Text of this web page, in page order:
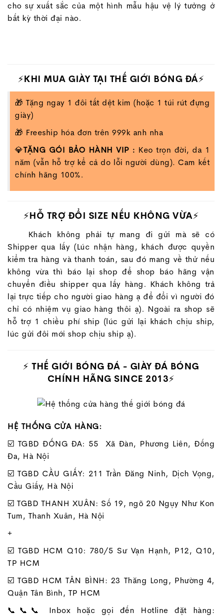
cho sự xuất sắc của một hình mẫu hậu vệ lý tưởng ở
bất kỳ thời đại nào.
⚡KHI MUA GIÀY TẠI THẾ GIỚI BÓNG ĐÁ⚡
🎁 Tặng ngay 1 đôi tất dệt kim (hoặc 1 túi rút đựng
giày)
🎁 Freeship hóa đơn trên 999k anh nha
💎TẶNG GÓI BẢO HÀNH VIP : Keo trọn đời, da 1
năm (vẫn hỗ trợ kể cả do lỗi người dùng). Cam kết
chính hãng 100%.
⚡HỖ TRỢ ĐỔI SIZE NẾU KHÔNG VỪA⚡
Khách không phải tự mang đi gửi mà sẽ có
Shipper qua lấy (Lúc nhận hàng, khách được quyền
kiểm tra hàng và thanh toán, sau đó mang về thử nếu
không vừa thì báo lại shop để shop báo hãng vận
chuyển điều shipper qua lấy hàng. Khách không trả
lại trực tiếp cho người giao hàng ạ để đổi vì người đó
chỉ có nhiệm vụ giao hàng thôi ạ). Ngoài ra shop sẽ
hỗ trợ 1 chiều phí ship (lúc gửi lại khách chịu ship,
lúc gửi đôi mới shop chịu ship ạ).
⚡THẾ GIỚI BÓNG ĐÁ - GIÀY ĐÁ BÓNG
CHÍNH HÃNG SINCE 2013⚡
HỆ THỐNG CỬA HÀNG:
☑️ TGBD ĐỐNG ĐA: 55 Xã Đàn, Phương Liên, Đống
Đa, Hà Nội
☑️ TGBD CẦU GIẤY: 211 Trần Đăng Ninh, Dịch Vọng,
Cầu Giấy, Hà Nội
☑️ TGBD THANH XUÂN: Số 19, ngõ 20 Ngụy Như Kon
Tum, Thanh Xuân, Hà Nội
+
☑️ TGBD HCM Q10: 780/5 Sư Vạn Hạnh, P12, Q10,
TP HCM
☑️ TGBD HCM TÂN BÌNH: 23 Thăng Long, Phường 4,
Quận Tân Bình, TP HCM
📞📞📞 Inbox hoặc gọi đến Hotline đặt hàng: